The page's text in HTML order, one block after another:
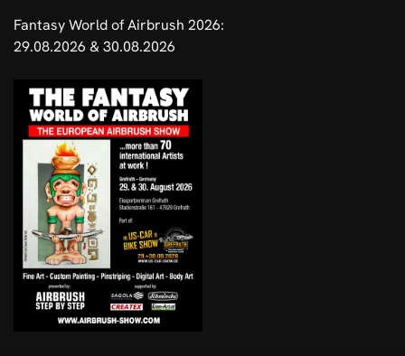
Fantasy World of Airbrush 2026:
29.08.2026 & 30.08.2026